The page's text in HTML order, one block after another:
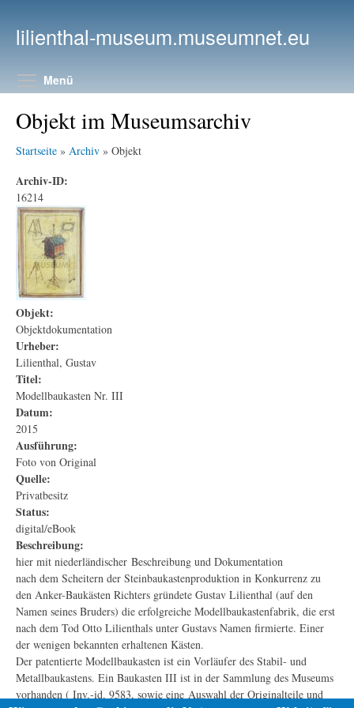
lilienthal-museum.museumnet.eu
Menü
Objekt im Museumsarchiv
Startseite » Archiv » Objekt
Archiv-ID:
16214
Objekt:
Objektdokumentation
Urheber:
Lilienthal, Gustav
Titel:
Modellbaukasten Nr. III
Datum:
2015
Ausführung:
Foto von Original
Quelle:
Privatbesitz
Status:
digital/eBook
Beschreibung:
hier mit niederländischer Beschreibung und Dokumentation
nach dem Scheitern der Steinbaukastenproduktion in Konkurrenz zu
den Anker-Baukästen Richters gründete Gustav Lilienthal (auf den
Namen seines Bruders) die erfolgreiche Modellbaukastenfabrik, die erst
nach dem Tod Otto Lilienthals unter Gustavs Namen firmierte. Einer
der wenigen bekannten erhaltenen Kästen.
Der patentierte Modellbaukasten ist ein Vorläufer des Stabil- und
Metallbaukastens. Ein Baukasten III ist in der Sammlung des Museums
vorhanden ( Inv.-id. 9583, sowie eine Auswahl der Originalteile und